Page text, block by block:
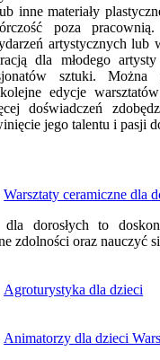
inne materiały
poza
artystycznych lub
dla młodego
sztuki. Można
edycje
doświadczeń
jego talentu i pasji
Warsztaty ceramiczne dla
dla dorosłych to
zdolności oraz nauczyć
Agroturystyka dla dzieci
Animatorzy dla dzieci